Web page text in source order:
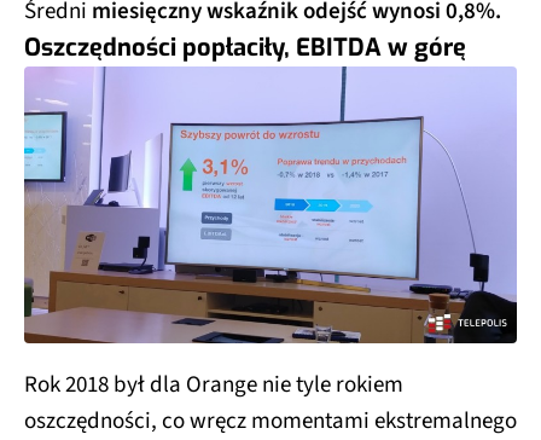
Średni miesięczny wskaźnik odejść wynosi 0,8%.
Oszczędności popłaciły, EBITDA w górę
Rok 2018 był dla Orange nie tyle rokiem
oszczędności, co wręcz momentami ekstremalnego